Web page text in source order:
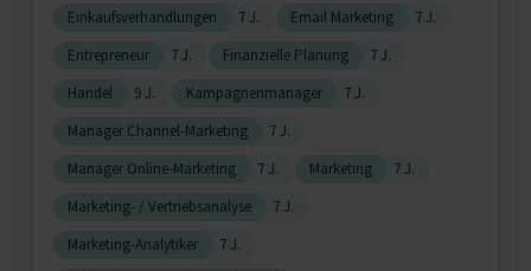
Einkaufsverhandlungen
7 J. Email Marketing
7 J.
Entrepreneur
7 J. Finanzielle Planung
7 J.
Handel
9 J. Kampagnenmanager
7 J.
Manager Channel-Marketing
7 J.
Manager Online-Marketing
7 J. Marketing
7 J.
Marketing- / Vertriebsanalyse
7 J.
Marketing-Analytiker
7 J.